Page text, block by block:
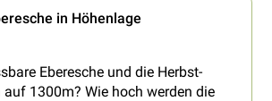
in Höhenlage
Eberesche und die Herbst-
auf 1300m? Wie hoch werden die